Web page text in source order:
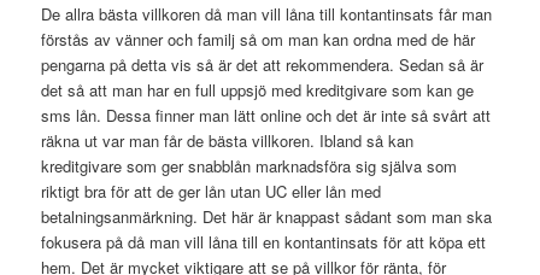
De allra bästa villkoren då man vill låna till kontantinsats får man
förstås av vänner och familj så om man kan ordna med de här
pengarna på detta vis så är det att rekommendera. Sedan så är
det så att man har en full uppsjö med kreditgivare som kan ge
sms lån. Dessa finner man lätt online och det är inte så svårt att
räkna ut var man får de bästa villkoren. Ibland så kan
kreditgivare som ger snabblån marknadsföra sig själva som
riktigt bra för att de ger lån utan UC eller lån med
betalningsanmärkning. Det här är knappast sådant som man ska
fokusera på då man vill låna till en kontantinsats för att köpa ett
hem. Det är mycket viktigare att se på villkor för ränta, för